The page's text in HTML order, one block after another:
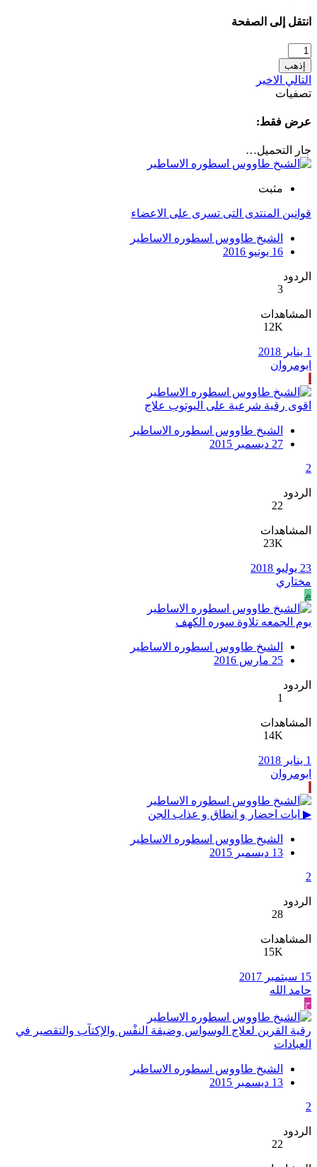
انتقل إلى الصفحة
إذهب
التالي الاخير
تصفيات
عرض فقط:
جار التحميل…
مثبت
قوانين المنتدى التى تسرى على الاعضاء
الشيخ طاووس اسطوره الاساطير
16 يونيو 2016
الردود
3
المشاهدات
12K
1 يناير 2018
ابومروان
اقوى رقية شرعية على اليوتوب علاج
الشيخ طاووس اسطوره الاساطير
27 ديسمبر 2015
2
الردود
22
المشاهدات
23K
23 يوليو 2018
مختاري
م
يوم الجمعه تلاوة سوره الكهف
الشيخ طاووس اسطوره الاساطير
25 مارس 2016
الردود
1
المشاهدات
14K
1 يناير 2018
ابومروان
▶ ايات احضار و انطاق و عذاب الجن
الشيخ طاووس اسطوره الاساطير
13 ديسمبر 2015
2
الردود
28
المشاهدات
15K
15 سبتمبر 2017
حامد الله
ح
رقية القرين لعلاج الوسواس وضيقة النفْس والإكتآب والتقصير في
العبادات
الشيخ طاووس اسطوره الاساطير
13 ديسمبر 2015
2
الردود
22